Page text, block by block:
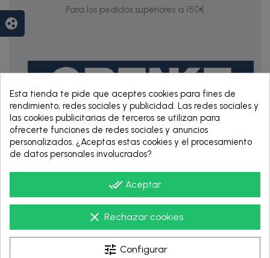
Para los pedidos superiores a 150€
RENTING DE 12
HASTA 60 MESES
Esta tienda te pide que aceptes cookies para fines de
rendimiento, redes sociales y publicidad. Las redes sociales y
las cookies publicitarias de terceros se utilizan para
ofrecerte funciones de redes sociales y anuncios
personalizados. ¿Aceptas estas cookies y el procesamiento
de datos personales involucrados?
done_all Aceptar
clear Rechazar cookies
tune Configurar
group_work